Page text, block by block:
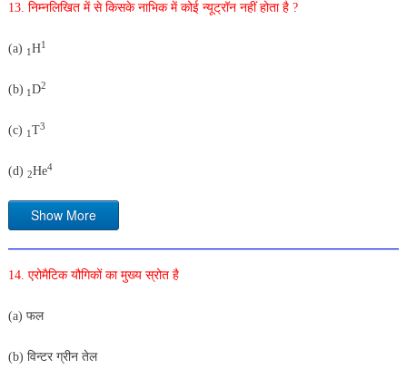
13. निम्नलिखित में से किसके नाभिक में कोई न्यूट्रॉन नहीं होता है ?
(a) 1 H1
(b) 1 D2
(c) 1 T3
(d) 2He4
Show More
14. एरोमैटिक यौगिकों का मुख्य स्रोत है
(a) फल
(b) विन्टर ग्रीन तेल